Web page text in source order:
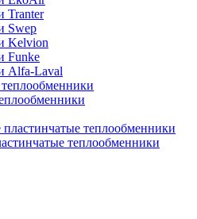
Tranter
Swep
Kelvion
Funke
Alfa-Laval
пластинчатые теплообменники
теплообменники